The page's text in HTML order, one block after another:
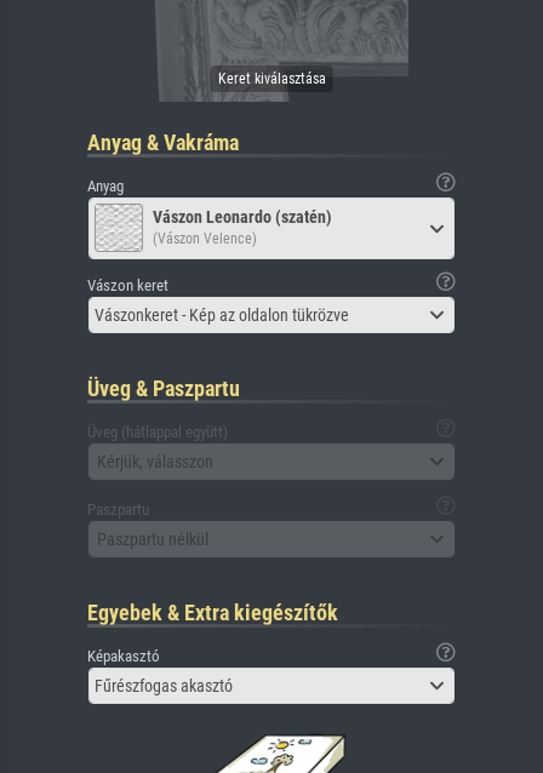
Anyag & Vakráma
Anyag
Vászon Leonardo (szatén)
(Vászon Velence)
Vászon keret
Vászonkeret - Kép az oldalon tükrözve
Üveg & Paszpartu
Üveg (hátlappal együtt)
Kérjük, válasszon
Paszpartu
Paszpartu nélkül
Egyebek & Extra kiegészítők
Képakasztó
Fűrészfogas akasztó